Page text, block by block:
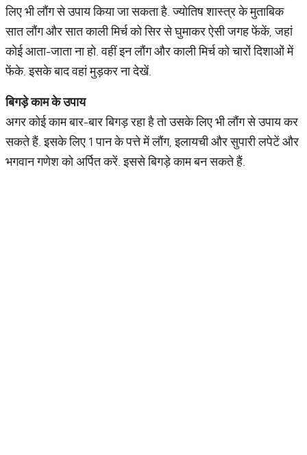
लिए भी लौंग से उपाय किया जा सकता है. ज्‍योतिष शास्‍त्र के मुताबिक
सात लौंग और सात काली मिर्च को सिर से घुमाकर ऐसी जगह फेंकें, जहां
कोई आता-जाता ना हो. वहीं इन लौंग और काली मिर्च को चारों दिशाओं में
फेंके. इसके बाद वहां मुड़कर ना देखें.
बिगड़ेकामकेउपाय
अगर कोई काम बार-बार बिगड़ रहा है तो उसके लिए भी लौंग से उपाय कर
सकते हैं. इसके लिए 1 पान के पत्ते में लौंग, इलायची और सुपारी लपेटें और
भगवान गणेश को अर्पित करें. इससे बिगड़े काम बन सकते हैं.